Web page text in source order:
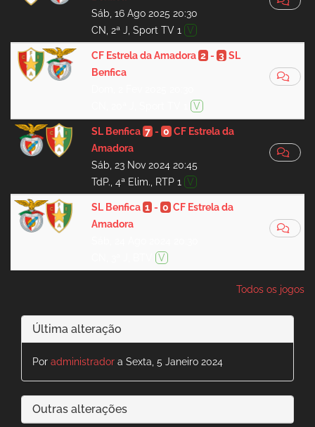
Sáb, 16 Ago 2025 20:30
CN, 2ª J, Sport TV 1
V
CF Estrela da Amadora 2- 3 SL
Benfica
V
SL Benfica 7- 0 CF Estrela da
Amadora
Sáb, 23 Nov 2024 20:45
TdP., 4ª Elim., RTP 1
V
SL Benfica 1- 0 CF Estrela da
Amadora
V
Todos os jogos
Última alteração
Por administrador a Sexta, 5 Janeiro 2024
Outras alterações